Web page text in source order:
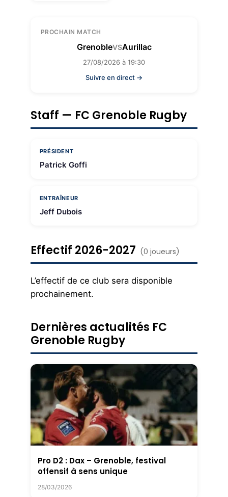
PROCHAIN MATCH
GrenobleVSAurillac
27/08/2026 à 19:30
Suivre en direct →
Staff — FC Grenoble Rugby
PRÉSIDENT
Patrick Goffi
ENTRAÎNEUR
Jeff Dubois
Effectif 2026-2027 (0 joueurs)
L’effectif de ce club sera disponible
prochainement.
Dernières actualités FC
Grenoble Rugby
Pro D2 : Dax – Grenoble, festival
offensif à sens unique
28/03/2026